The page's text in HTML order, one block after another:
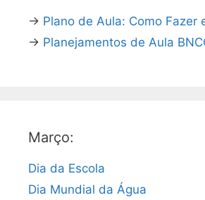
→ Plano de Aula: Como Fazer
→ Planejamentos de Aula
Março:
Dia da Escola
Dia Mundial da Água